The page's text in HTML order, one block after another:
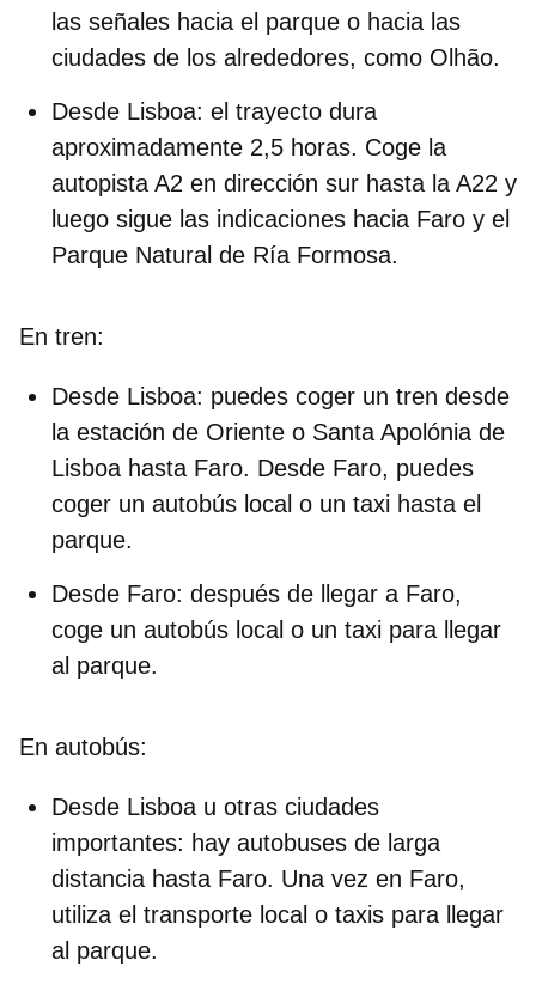
las señales hacia el parque o hacia las
ciudades de los alrededores, como Olhão.
Desde Lisboa: el trayecto dura
aproximadamente 2,5 horas. Coge la
autopista A2 en dirección sur hasta la A22 y
luego sigue las indicaciones hacia Faro y el
Parque Natural de Ría Formosa.
En tren:
Desde Lisboa: puedes coger un tren desde
la estación de Oriente o Santa Apolónia de
Lisboa hasta Faro. Desde Faro, puedes
coger un autobús local o un taxi hasta el
parque.
Desde Faro: después de llegar a Faro,
coge un autobús local o un taxi para llegar
al parque.
En autobús:
Desde Lisboa u otras ciudades
importantes: hay autobuses de larga
distancia hasta Faro. Una vez en Faro,
utiliza el transporte local o taxis para llegar
al parque.